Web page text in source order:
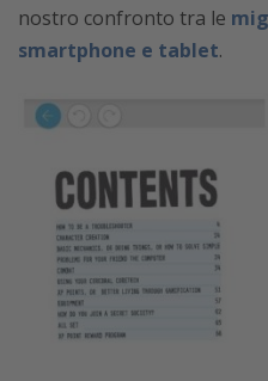
nostro confronto tra le
smartphone e tablet.